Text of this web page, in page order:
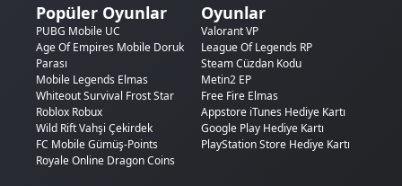
Popüler Oyunlar
PUBG Mobile UC
Age Of Empires Mobile Doruk
Parası
Mobile Legends Elmas
Whiteout Survival Frost Star
Roblox Robux
Wild Rift Vahşi Çekirdek
FC Mobile Gümüş-Points
Royale Online Dragon Coins
Oyunlar
Valorant VP
League Of Legends RP
Steam Cüzdan Kodu
Metin2 EP
Free Fire Elmas
Appstore iTunes Hediye Kartı
Google Play Hediye Kartı
PlayStation Store Hediye Kartı